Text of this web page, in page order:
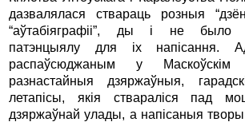
дазвалялася ствараць розныя
“аўтабіяграфіі”, ды і не было
патэнцыялу для іх напісання.
распаўсюджаным у Маскоўскім
разнастайныя дзяржаўныя,
летапісы, якія ствараліся пад
дзяржаўнай улады, а напісаныя